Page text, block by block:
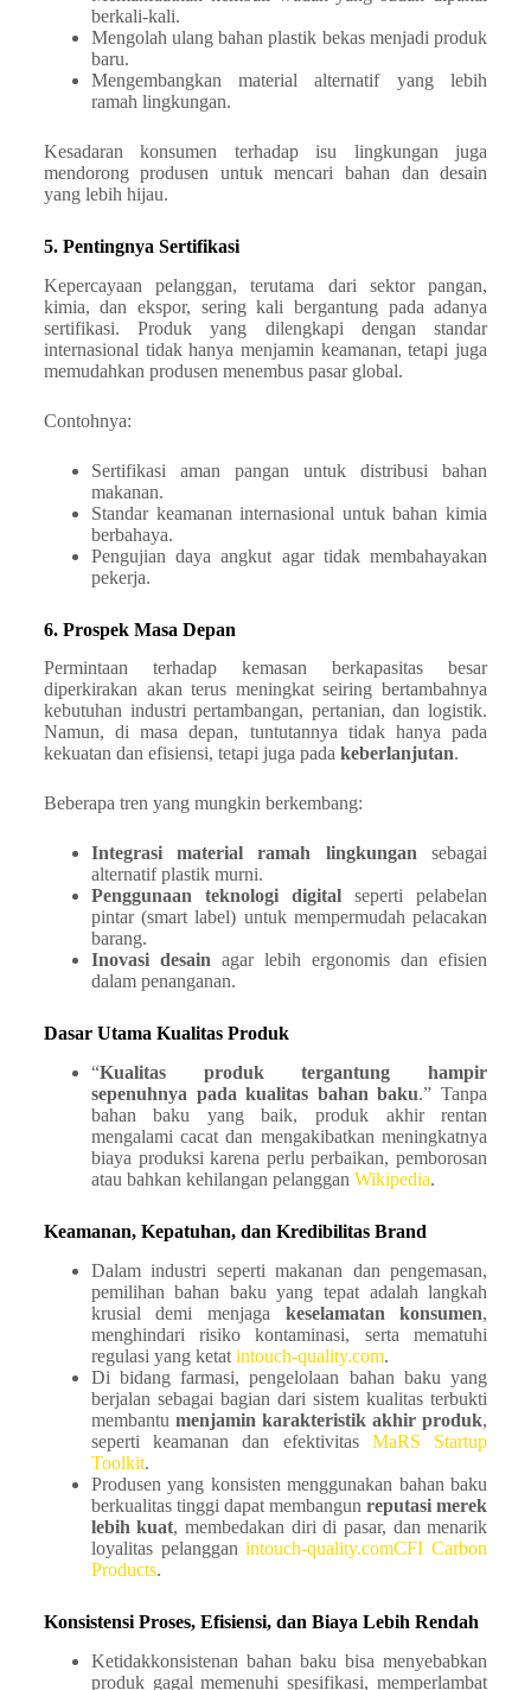
berkali-kali.
Mengolah ulang bahan plastik bekas menjadi produk
baru.
Mengembangkan material alternatif yang lebih
ramah lingkungan.
Kesadaran konsumen terhadap isu lingkungan juga
mendorong produsen untuk mencari bahan dan desain
yang lebih hijau.
5. Pentingnya Sertifikasi
Kepercayaan pelanggan, terutama dari sektor pangan,
kimia, dan ekspor, sering kali bergantung pada adanya
sertifikasi. Produk yang dilengkapi dengan standar
internasional tidak hanya menjamin keamanan, tetapi juga
memudahkan produsen menembus pasar global.
Contohnya:
Sertifikasi aman pangan untuk distribusi bahan
makanan.
Standar keamanan internasional untuk bahan kimia
berbahaya.
Pengujian daya angkut agar tidak membahayakan
pekerja.
6. Prospek Masa Depan
Permintaan terhadap kemasan berkapasitas besar
diperkirakan akan terus meningkat seiring bertambahnya
kebutuhan industri pertambangan, pertanian, dan logistik.
Namun, di masa depan, tuntutannya tidak hanya pada
kekuatan dan efisiensi, tetapi juga pada keberlanjutan.
Beberapa tren yang mungkin berkembang:
Integrasi material ramah lingkungan sebagai
alternatif plastik murni.
Penggunaan teknologi digital seperti pelabelan
pintar (smart label) untuk mempermudah pelacakan
barang.
Inovasi desain agar lebih ergonomis dan efisien
dalam penanganan.
Dasar Utama Kualitas Produk
“Kualitas produk tergantung hampir
sepenuhnya pada kualitas bahan baku.” Tanpa
bahan baku yang baik, produk akhir rentan
mengalami cacat dan mengakibatkan meningkatnya
biaya produksi karena perlu perbaikan, pemborosan
atau bahkan kehilangan pelanggan Wikipedia.
Keamanan, Kepatuhan, dan Kredibilitas Brand
Dalam industri seperti makanan dan pengemasan,
pemilihan bahan baku yang tepat adalah langkah
krusial demi menjaga keselamatan konsumen,
menghindari risiko kontaminasi, serta mematuhi
regulasi yang ketat intouch-quality.com.
Di bidang farmasi, pengelolaan bahan baku yang
berjalan sebagai bagian dari sistem kualitas terbukti
membantu menjamin karakteristik akhir produk,
seperti keamanan dan efektivitas MaRS Startup
Toolkit.
Produsen yang konsisten menggunakan bahan baku
berkualitas tinggi dapat membangunreputasi merek
lebih kuat, membedakan diri di pasar, dan menarik
loyalitas pelangganintouch-quality.comCFI Carbon
Products.
Konsistensi Proses, Efisiensi, dan Biaya Lebih Rendah
Ketidakkonsistenan bahan baku bisa menyebabkan
produk gagal memenuhi spesifikasi, memperlambat